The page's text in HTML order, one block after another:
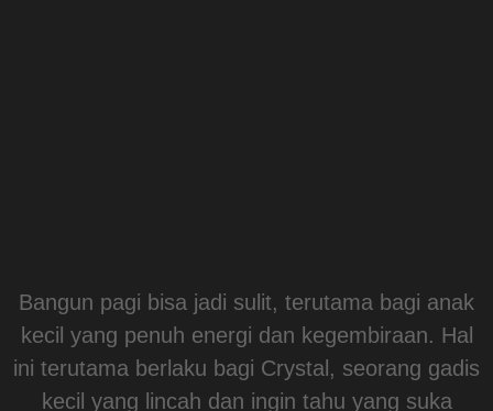
Bangun pagi bisa jadi sulit, terutama bagi anak
kecil yang penuh energi dan kegembiraan. Hal
ini terutama berlaku bagi Crystal, seorang gadis
kecil yang lincah dan ingin tahu yang suka